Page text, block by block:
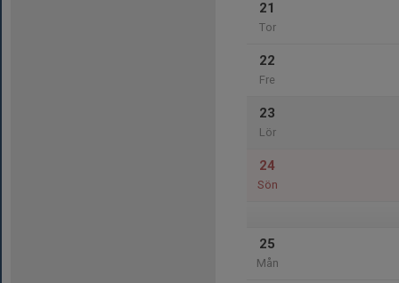
21
Tor
22
Fre
23
Lör
24
Sön
25
Mån